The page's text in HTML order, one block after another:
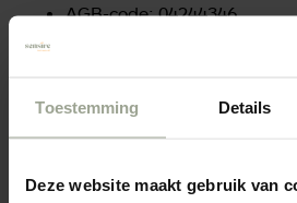
Toestemming Details
Deze website maakt gebruik van
AGB-code: 04244346
Aandachtsgebieden: